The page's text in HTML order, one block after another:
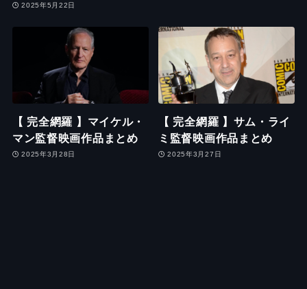
2025年5月22日
【 完全網羅 】マイケル・
マン監督映画作品まとめ
2025年3月28日
【 完全網羅 】サム・ライ
ミ監督映画作品まとめ
2025年3月27日